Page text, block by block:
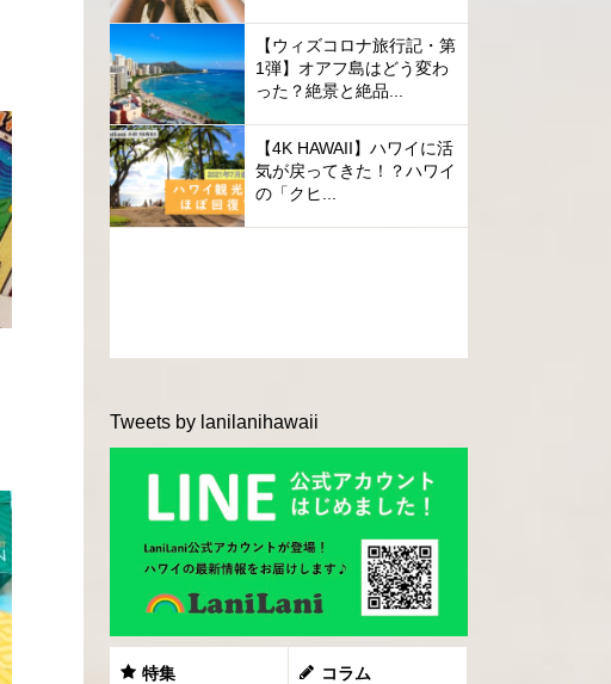
【ウィズコロナ旅行記・第
1弾】オアフ島はどう変わ
った？絶景と絶品...
【4K HAWAII】ハワイに活
気が戻ってきた！？ハワイ
の「クヒ...
Tweets by lanilanihawaii
特集 コラム